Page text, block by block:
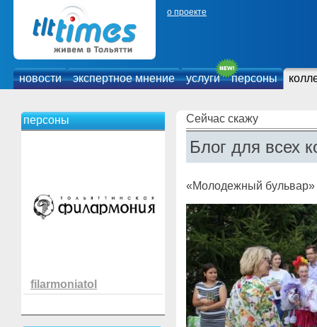
о проекте
новости экспертное мнение услуги персоны
персоны
filarmoniatol
Сейчас скажу
Блог для всех
«Молодежный